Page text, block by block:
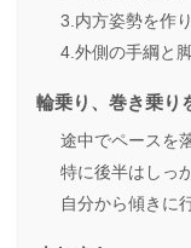
3.内方姿勢を作
4.外側の手綱と
輪乗り、巻き乗り
途中でペースを
特に後半はしっ
自分から傾きに